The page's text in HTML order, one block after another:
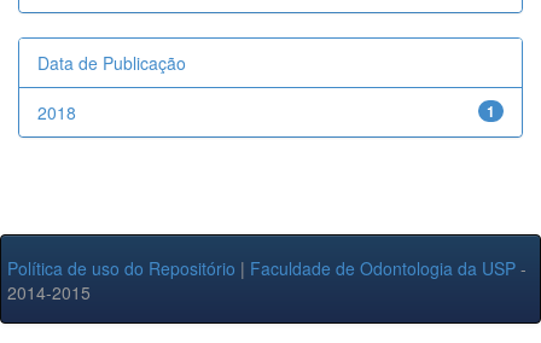
Data de Publicação
1
2018
Política de uso do Repositório | Faculdade de Odontologia da USP -
2014-2015